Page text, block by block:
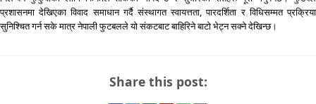
प्रशासनमा देखिएका विवाद समाधान गर्दै संस्थागत स्वायत्तता, पारदर्शिता र विधिसम्मत प्रक्रिया
सुनिश्चित गर्न सके मात्र नेपाली फुटबलले यो संकटबाट बाहिरिने बाटो भेट्न सक्ने देखिन्छ।
Share this post: